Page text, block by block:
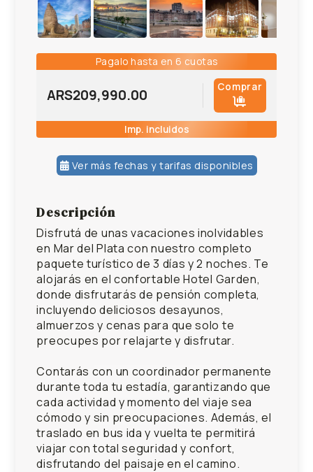
Pagalo hasta en 6 cuotas
ARS209,990.00 Comprar
Imp. incluidos
Ver más fechas y tarifas disponibles
31/07/2026ARS 209,990.00
Descripción
Disfrutá de unas vacaciones inolvidables
en Mar del Plata con nuestro completo
paquete turístico de 3 días y 2 noches. Te
alojarás en el confortable Hotel Garden,
donde disfrutarás de pensión completa,
incluyendo deliciosos desayunos,
almuerzos y cenas para que solo te
preocupes por relajarte y disfrutar.
Contarás con un coordinador permanente
durante toda tu estadía, garantizando que
cada actividad y momento del viaje sea
cómodo y sin preocupaciones. Además, el
traslado en bus ida y vuelta te permitirá
viajar con total seguridad y confort,
disfrutando del paisaje en el camino.